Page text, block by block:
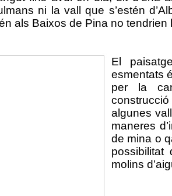
ni la vall que s’estén
als Baixos de Pina no tendrien
El
esmentats
per la
construcció
algunes
maneres
de mina o
possibilitat
molins